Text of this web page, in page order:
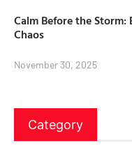
Calm Before the
Chaos
November 30, 2025
Category